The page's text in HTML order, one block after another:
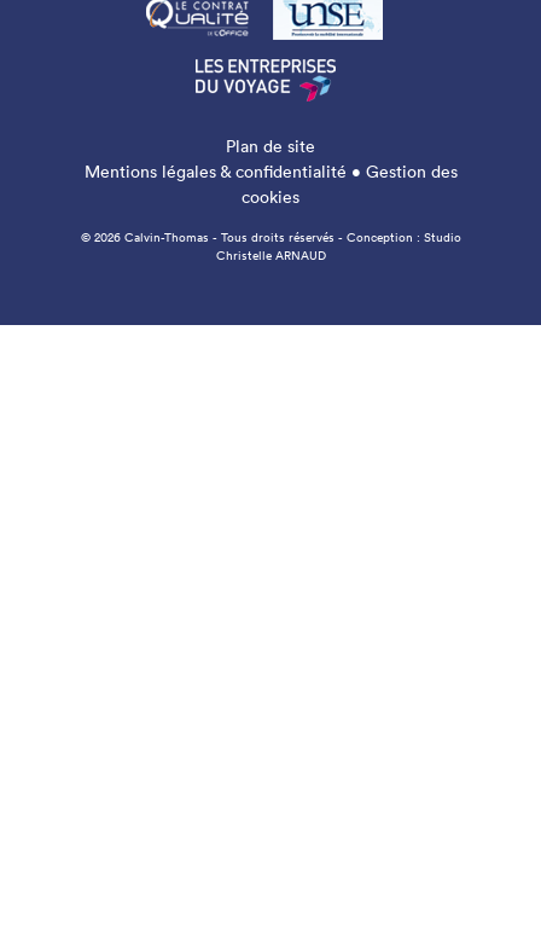
Plan de site
Mentions légales & confidentialité • Gestion des
cookies
© 2026 Calvin-Thomas - Tous droits réservés - Conception : Studio
Christelle ARNAUD